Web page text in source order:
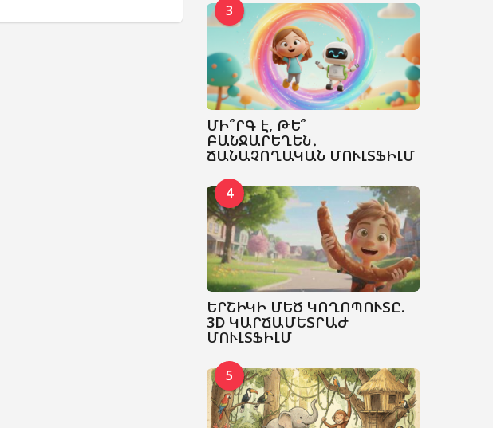
3
ՄԻ՞ՐԳ Է, ԹԵ՞
ԲԱՆՋԱՐԵՂԵՆ․
ՃԱՆԱՉՈՂԱԿԱՆ ՄՈՒԼՏՖԻԼՄ
4
ԵՐՇԻԿԻ ՄԵԾ ԿՈՂՈՊՈՒՏԸ.
3D ԿԱՐՃԱՄԵՏՐԱԺ
ՄՈՒԼՏՖԻԼՄ
5